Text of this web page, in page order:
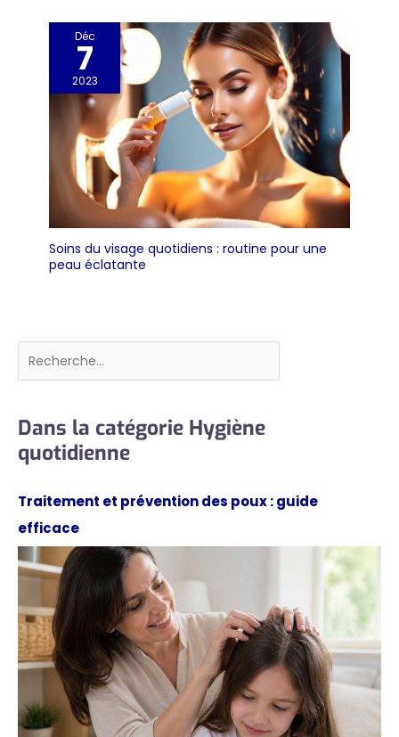
Déc
7
2023
Soins du visage quotidiens : routine pour une
peau éclatante
Rechercher
Dans la catégorie Hygiène
quotidienne
Traitement et prévention des poux : guide
efficace